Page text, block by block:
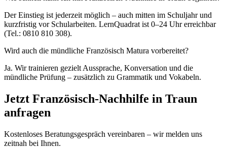
Der Einstieg ist jederzeit möglich – auch mitten im Schuljahr und
kurzfristig vor Schularbeiten. LernQuadrat ist 0–24 Uhr erreichbar
(Tel.: 0810 810 308).
Wird auch die mündliche Französisch Matura vorbereitet?
Ja. Wir trainieren gezielt Aussprache, Konversation und die
mündliche Prüfung – zusätzlich zu Grammatik und Vokabeln.
Jetzt Französisch-Nachhilfe in Traun
anfragen
Kostenloses Beratungsgespräch vereinbaren – wir melden uns
zeitnah bei Ihnen.